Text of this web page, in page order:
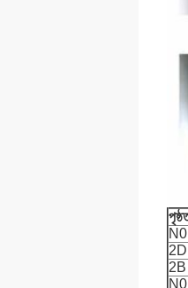
2D
2B